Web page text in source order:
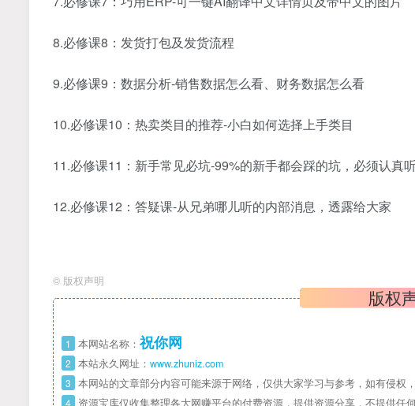
8.必修课8：发货打包及发货流程
9.必修课9：数据分析-销售数据怎么看、财务数据怎么看
10.必修课10：热卖类目的推荐-小白如何选择上手类目
11.必修课11：新手常见必坑-99%的新手都会踩的坑，必须认真听
12.必修课12：答疑课-从兄弟哪儿听的内部消息，透露给大家
© 版权声明
版权
1 本网站名称： 祝你网
2 本站永久网址： www.zhuniz.com
3 本网站的文章部分内容可能来源于网络，仅供大家学习与参考，如有侵权
4 资源宝库仅收集整理各大网赚平台的付费资源，提供资源分享，不提供